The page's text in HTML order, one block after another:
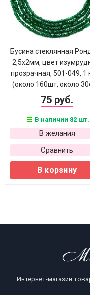
Бусина стеклянная
2,5х2мм, цвет
прозрачная, 501-049, 1
(около 160шт, около
75 руб.
В наличии 82 шт.
В желания
Сравнить
В корзину
Интернет-магазин